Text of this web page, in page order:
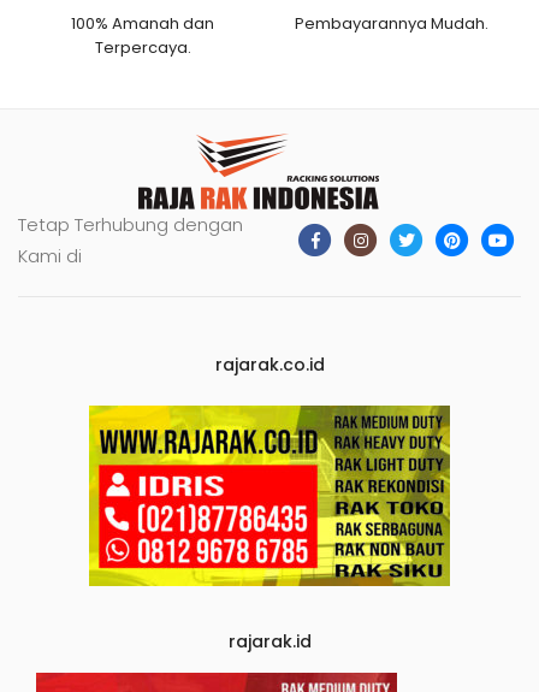
100% Amanah dan
Terpercaya.
Pembayarannya Mudah.
Tetap Terhubung dengan
Kami di
rajarak.co.id
rajarak.id